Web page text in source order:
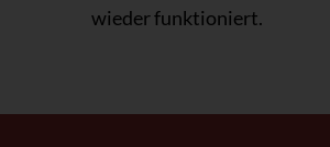
wieder funktioniert.